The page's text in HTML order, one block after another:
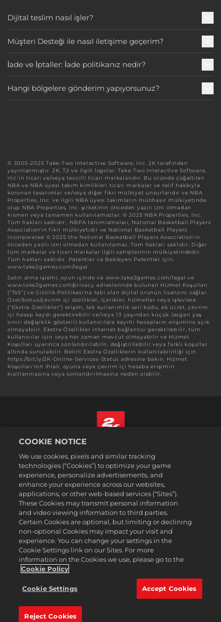
Dijital teslim nasıl işler?
Müşteri Desteği ile nasıl iletişime geçerim?
İade ve İptaller: İade politikanız nedir?
Hangi bölgelere gönderim yapıyorsunuz?
© 2005-2025 Take-Two Interactive Software, Inc. 2K tarafından
yayınlanmıştır. 2K, T2 ve ilgili logolar, Take-Two Interactive Software,
Inc.'in ticari ve/veya tescilli ticari markalarıdır. Bu üründe çoğaltılan
NBA ve NBA üyesi takım kimlikleri ticari markalar ve telif hakkıyla
korunan tasarımlar ve/veya diğer fikri mülkiyet unsurlarıdır ve NBA
Properties, Inc. ve ilgili NBA üyesi takımların münhasır mülkiyetinde
olup NBA Properties, Inc. şirketinin önceden yazılı izni olmadan
kısmen veya tamamen kullanılamazlar. © 2025 NBA Properties, Inc.
Tüm hakları saklıdır.. NBPA tanımlamaları, National Basketball Players
Association'ın fikri mülkiyetidir ve National Basketball Players
Incorporated © 2025 the National Basketball Players Association'ın
önceden yazılı izni olmadan kullanılamaz. Tüm hakları saklıdır. Diğer
tüm markalar ve ticari markalar ilgili sahiplerinin mülkiyetindedir.
Tüm hakları saklıdır. Patentler ve Bekleyen Patentler için:
www.take2games.com/legal.
Satın alma işlemi, oyun içinde ve www.take2games.com/legal ve
www.take2games.com/privacy adreslerinde bulunan Hizmet Koşulları
("ToS") ve Gizlilik Politikası'na tabi olan dijital ürünün lisansını sağlar.
Özel/bonus/çevrim içi özellikler, içerikler, hizmetler veya işlevlere
("Ekstra Özellikler") erişim, tek kullanımlık seri kodu, ek ücret, çevrim
içi hesap kaydı gerektirebilir ve/veya 13 yaşından küçük (asgari yaş
sınırı değişiklik gösterir) kullanıcılara kayıtlı hesapların erişimine açık
olmayabilir. Ekstra Özellikler internet bağlantısı gerektirebilir, tüm
kullanıcılar için veya her zaman mevcut olmayabilir ve Hizmet
Koşulları uyarınca sonlandırılabilir, değiştirilebilir veya farklı koşullar
altında sunulabilir. Belirli Ekstra Özelliklerin kullanılabilirliği için
https://bit.ly/2K-Online-Services-Status adresine bakın. Hizmet
Koşulları'nın ihlali, oyuna veya çevrim içi hesaba erişimin
kısıtlanmasına veya sonlandırılmasına neden olabilir.
Hizmet Şartları
Gizlilik Politikası
Çerez Politikası
Destek
Kişisel Bilgilerimi Satma veya Paylaşma
Order Lookup & Refunds
2K Ad Partners
©2016-2026 Take-Two Interactive Software Inc. 2K, Firaxis Games,
Civilization, and their respective logos are trademarks of Take-Two
Interactive Software, Inc. All rights reserved.
Burada adı geçen tüm ticari markalar ilgili sahiplerinin
Türkçe
COOKIE NOTICE
We use cookies, pixels and similar tracking
technologies (“Cookies”) to optimize your game
experience, personalize advertisements, and
enhance your experience across our websites,
applications, or other web-based services (“Sites”).
These Cookies may transmit personal information
and video viewing information to third parties.
Certain Cookies are optional, but limiting or declining
non-optional Cookies may impact your visit and
experience. You can change your settings in the
Cookie Settings link on our Sites. For more
information on the Cookies we use, please go to the
Cookie Policy
Cookie Settings Accept Cookies
Reject Cookies